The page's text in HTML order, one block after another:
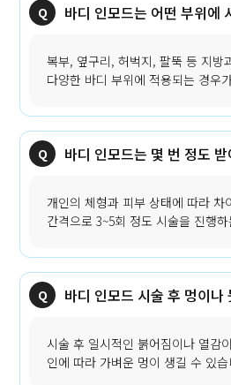
바디 인모드는 어떤 부위에
복부, 옆구리, 허벅지, 팔뚝 등 지방
다양한 바디 부위에 적용되는 경우
바디 인모드는 몇 번 정도
개인의 체형과 피부 상태에 따라 차
간격으로 3~5회 정도 시술을 진행
바디 인모드 시술 후 멍이나
시술 후 일시적인 붉어짐이나 열감
인에 따라 가벼운 멍이 생길 수 있